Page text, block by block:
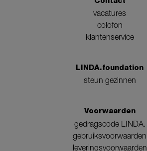
vacatures
colofon
klantenservice
LINDA.foundation
steun gezinnen
Voorwaarden
gedragscode LINDA.
gebruiksvoorwaarden
leveringsvoorwaarden